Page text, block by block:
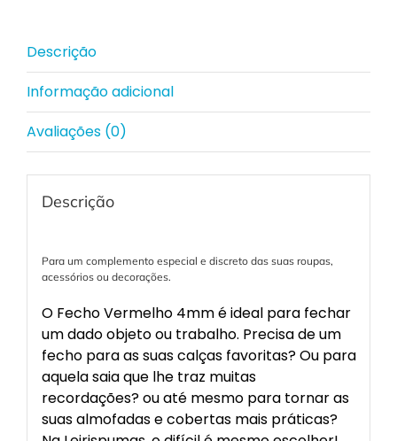
Descrição
Informação adicional
Avaliações (0)
Descrição
Para um complemento especial e discreto das suas roupas,
acessórios ou decorações.
O Fecho Vermelho 4mm é ideal para fechar
um dado objeto ou trabalho. Precisa de um
fecho para as suas calças favoritas? Ou para
aquela saia que lhe traz muitas
recordações? ou até mesmo para tornar as
suas almofadas e cobertas mais práticas?